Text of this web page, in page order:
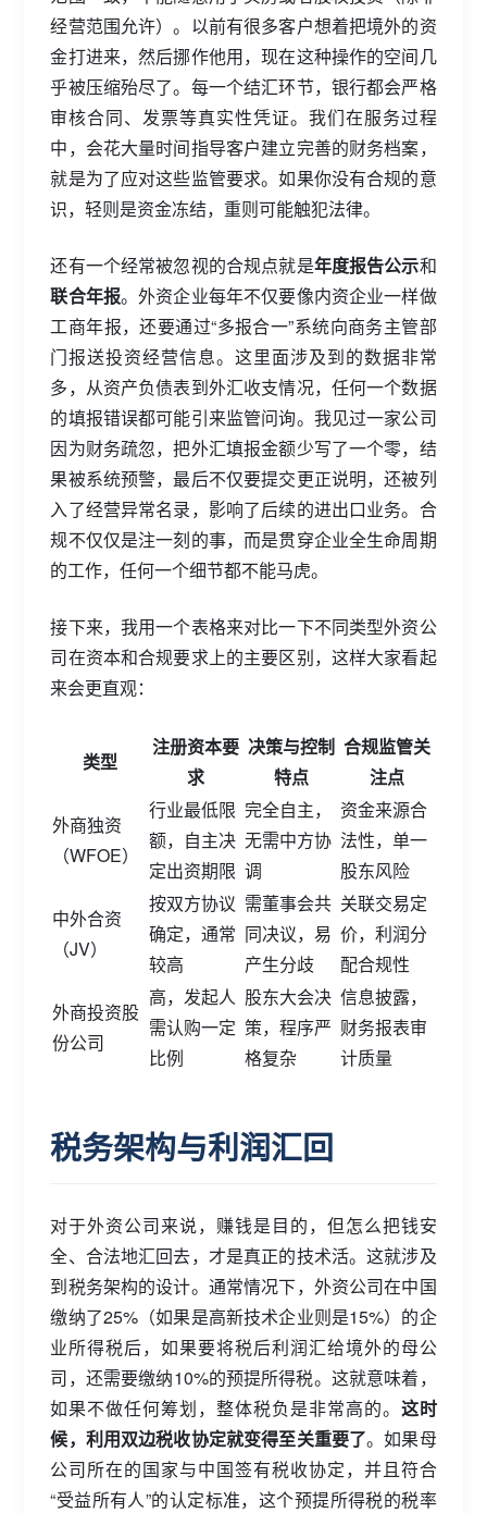
经营范围允许）。以前有很多客户想着把境外的资
金打进来，然后挪作他用，现在这种操作的空间几
乎被压缩殆尽了。每一个结汇环节，银行都会严格
审核合同、发票等真实性凭证。我们在服务过程
中，会花大量时间指导客户建立完善的财务档案，
就是为了应对这些监管要求。如果你没有合规的意
识，轻则是资金冻结，重则可能触犯法律。
还有一个经常被忽视的合规点就是年度报告公示和
联合年报。外资企业每年不仅要像内资企业一样做
工商年报，还要通过“多报合一”系统向商务主管部
门报送投资经营信息。这里面涉及到的数据非常
多，从资产负债表到外汇收支情况，任何一个数据
的填报错误都可能引来监管问询。我见过一家公司
因为财务疏忽，把外汇填报金额少写了一个零，结
果被系统预警，最后不仅要提交更正说明，还被列
入了经营异常名录，影响了后续的进出口业务。合
规不仅仅是注一刻的事，而是贯穿企业全生命周期
的工作，任何一个细节都不能马虎。
接下来，我用一个表格来对比一下不同类型外资公
司在资本和合规要求上的主要区别，这样大家看起
来会更直观：
类型
注册资本要
求
决策与控制
特点
合规监管关
注点
外商独资
（WFOE）
行业最低限
额，自主决
定出资期限
完全自主，
无需中方协
调
资金来源合
法性，单一
股东风险
中外合资
（JV）
按双方协议
确定，通常
较高
需董事会共
同决议，易
产生分歧
关联交易定
价，利润分
配合规性
外商投资股
份公司
高，发起人
需认购一定
比例
股东大会决
策，程序严
格复杂
信息披露，
财务报表审
计质量
税务架构与利润汇回
对于外资公司来说，赚钱是目的，但怎么把钱安
全、合法地汇回去，才是真正的技术活。这就涉及
到税务架构的设计。通常情况下，外资公司在中国
缴纳了25%（如果是高新技术企业则是15%）的企
业所得税后，如果要将税后利润汇给境外的母公
司，还需要缴纳10%的预提所得税。这就意味着，
如果不做任何筹划，整体税负是非常高的。 这时
候，利用双边税收协定就变得至关重要了。如果母
公司所在的国家与中国签有税收协定，并且符合
“受益所有人”的认定标准，这个预提所得税的税率